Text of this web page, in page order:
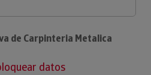
de Carpinteria Metalica
datos